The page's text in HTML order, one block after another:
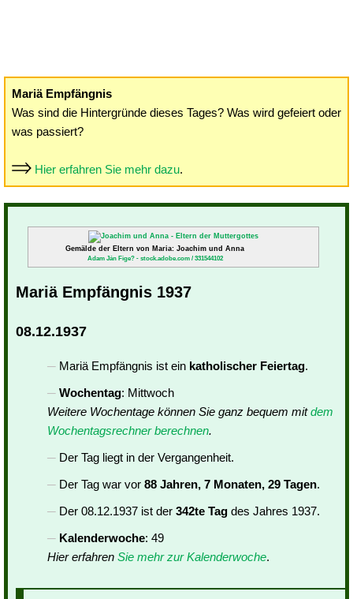
Mariä Empfängnis
Was sind die Hintergründe dieses Tages? Was wird gefeiert oder
was passiert?
Hier erfahren Sie mehr dazu.
Gemälde der Eltern von Maria: Joachim und Anna
Adam Ján Fige? - stock.adobe.com / 331544102
Mariä Empfängnis 1937
08.12.1937
Mariä Empfängnis ist ein katholischer Feiertag.
Wochentag: Mittwoch
Weitere Wochentage können Sie ganz bequem mitdem
Wochentagsrechner berechnen.
Der Tag liegt in der Vergangenheit.
Der Tag war vor 88 Jahren, 7 Monaten, 29 Tagen.
Der 08.12.1937 ist der 342te Tag des Jahres 1937.
Kalenderwoche: 49
Hier erfahren Sie mehr zur Kalenderwoche.